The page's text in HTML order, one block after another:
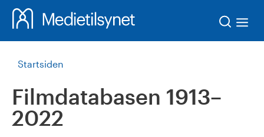
Startsiden
Filmdatabasen 1913–
2022